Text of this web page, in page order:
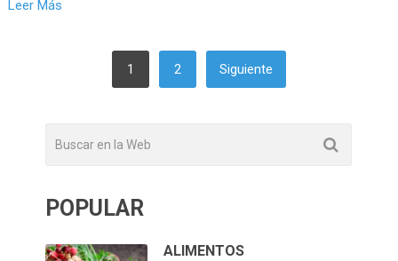
Leer Más
PAGINACIÓN1 2 Siguiente
POPULAR
ALIMENTOS